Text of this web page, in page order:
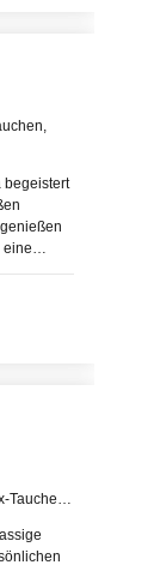
begeistert
eine
Tauchen